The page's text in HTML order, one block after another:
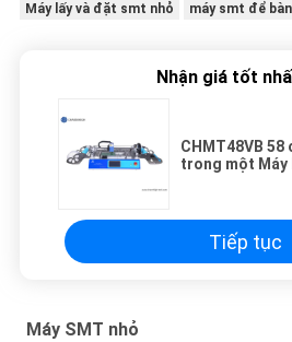
Máy lấy và đặt smt nhỏ máy smt để bàn
Nhận giá tốt
CHMT48VB 58
trong một Máy
Tiếp tục
Máy SMT nhỏ